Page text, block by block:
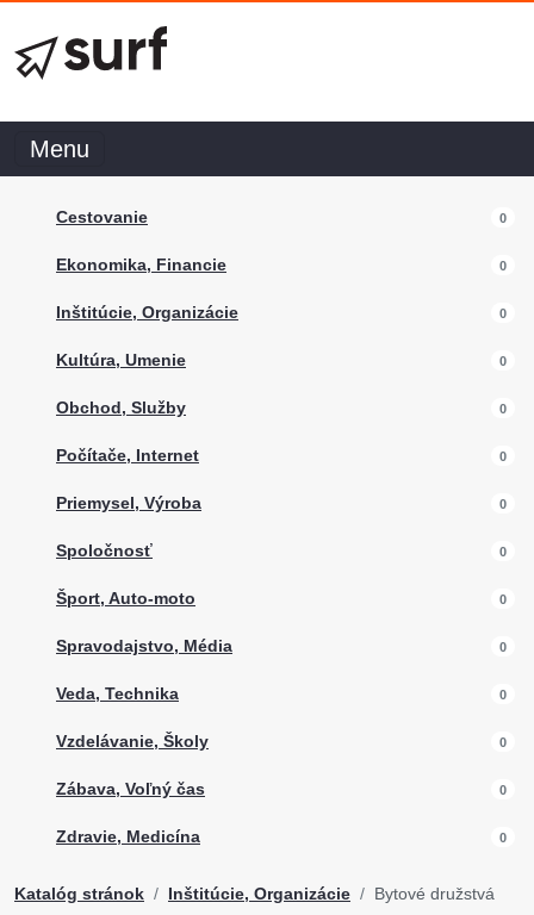
Menu
Cestovanie 0
Ekonomika, Financie 0
Inštitúcie, Organizácie 0
Kultúra, Umenie 0
Obchod, Služby 0
Počítače, Internet 0
Priemysel, Výroba 0
Spoločnosť 0
Šport, Auto-moto 0
Spravodajstvo, Média 0
Veda, Technika 0
Vzdelávanie, Školy 0
Zábava, Voľný čas 0
Zdravie, Medicína 0
Katalóg stránok Inštitúcie, Organizácie Bytové družstvá